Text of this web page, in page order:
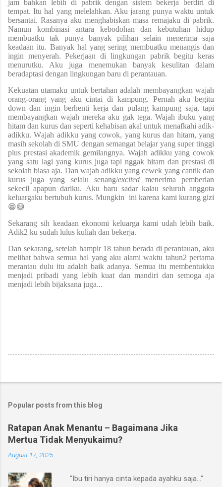
jam bahkan lebih di pabrik dengan sistem bekerja berdiri di
tempat. Itu hal yang melelahkan. Aku jarang punya waktu untuk
bersantai. Rasanya aku menghabiskan masa remajaku di pabrik.
Namun kombinasi antara kebodohan dan kebutuhan hidup
membuatku tak punya banyak pilihan selain menerima saja
keadaan itu. Banyak hal yang sering membuatku menangis dan
ingin menyerah. Pekerjaan di lingkungan pabrik begitu keras
menurutku. Aku juga menemukan banyak kesulitan dalam
beradaptasi dengan lingkungan baru di perantauan.
Kekuatan utamaku untukbertahan adalah membayangkan wajah
orang-orang yang aku cintai di kampung. Pernah aku begitu
down dan ingin berhenti kerja dan pulang kampung saja, tapi
membayangkan wajah mereka aku gak tega. Wajah ibuku yang
hitam dan kurus dan seperti kehabisan akal untuk menafkahi adik-
adikku. Wajah adikku yang cowok, yang kurus dan hitam, yang
masih sekolah di SMU dengan semangat belajar yang super tinggi
plus prestasi akademik gemilangnya. Wajah adikku yang cowok
yang satu lagi yang kurus juga tapi nggak hitam dan prestasi di
sekolah biasa aja. Dan wajah adikku yang cewek yang cantik dan
kurus juga yang selalu senang/excitedmenerima pemberian
sekecil apapun dariku. Aku baru sadar kalau seluruh anggota
keluargaku bertubuh kurus. Mungkin ini karena kami kurang gizi
😁😅
Sekarang sih keadaan ekonomi keluarga kami udah lebih baik.
Adik2 ku sudah lulus kuliah dan bekerja.
Dan sekarang, setelah hampir 18 tahun berada di perantauan, aku
melihat bahwa semua hal yang aku alami waktu tahun2 pertama
merantau dulu itu adalah baik adanya. Semua itu membentukku
menjadi pribadi yang lebih kuat dan mandiri dan semoga aja
menjadi lebih bijaksana juga...
Popular posts from this blog
Ratapan Anak Menantu – Bagaimana Jika
Mertua Tidak Menyukaimu?
August 17, 2025
"Ibu tiri hanya cinta kepada ayahku saja..."